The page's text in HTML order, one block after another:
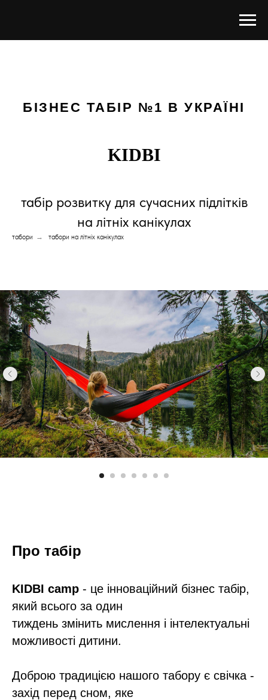
БІЗНЕС ТАБІР №1 В УКРАЇНІ
KIDBI
табір розвитку для сучасних підлітків
на літніх канікулах
табори → табори на літніх канікулах
Про табір
KIDBI camp - це інноваційний бізнес табір,
який всього за один
тиждень змінить мислення і інтелектуальні
можливості дитини.
Доброю традицією нашого табору є свічка -
захід перед сном, яке